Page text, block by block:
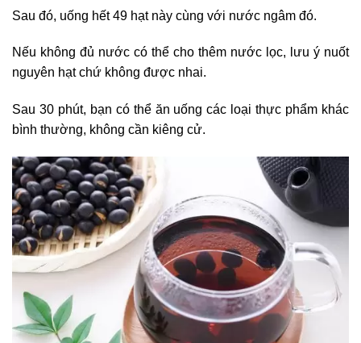
Sau đó, uống hết 49 hạt này cùng với nước ngâm đó.
Nếu không đủ nước có thể cho thêm nước lọc, lưu ý nuốt
nguyên hạt chứ không được nhai.
Sau 30 phút, bạn có thể ăn uống các loại thực phẩm khác
bình thường, không cần kiêng cử.